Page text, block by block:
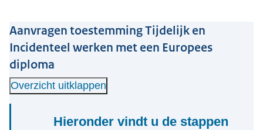
Aanvragen toestemming Tijdelijk en
Incidenteel werken met een Europees
diploma
Overzicht uitklappen
Hieronder vindt u de stappen